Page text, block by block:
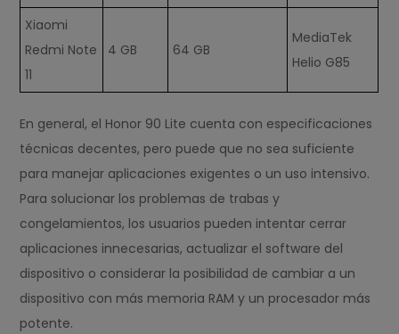
Xiaomi
Redmi Note
11
4 GB 64 GB
MediaTek
Helio G85
En general, el Honor 90 Lite cuenta con especificaciones
técnicas decentes, pero puede que no sea suficiente
para manejar aplicaciones exigentes o un uso intensivo.
Para solucionar los problemas de trabas y
congelamientos, los usuarios pueden intentar cerrar
aplicaciones innecesarias, actualizar el software del
dispositivo o considerar la posibilidad de cambiar a un
dispositivo con más memoria RAM y un procesador más
potente.